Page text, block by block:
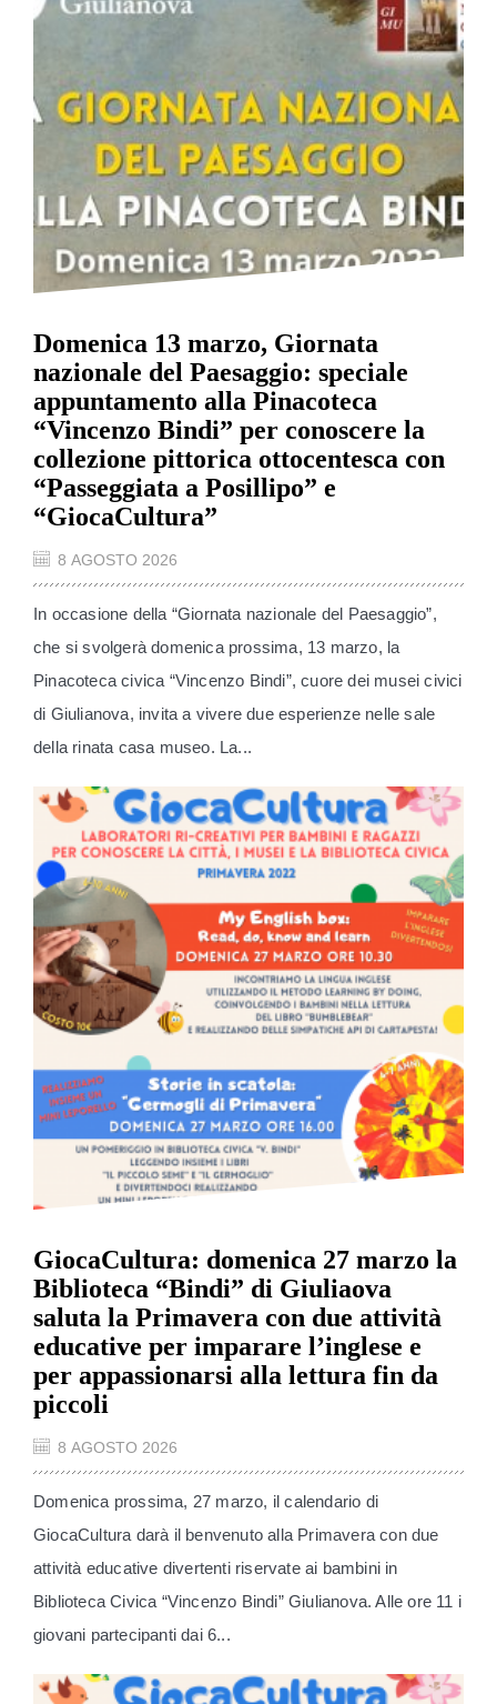
Domenica 13 marzo, Giornata
nazionale del Paesaggio: speciale
appuntamento alla Pinacoteca
“Vincenzo Bindi” per conoscere la
collezione pittorica ottocentesca con
“Passeggiata a Posillipo” e
“GiocaCultura”
8 AGOSTO 2026
In occasione della “Giornata nazionale del Paesaggio”,
che si svolgerà domenica prossima, 13 marzo, la
Pinacoteca civica “Vincenzo Bindi”, cuore dei musei civici
di Giulianova, invita a vivere due esperienze nelle sale
della rinata casa museo. La...
GiocaCultura: domenica 27 marzo la
Biblioteca “Bindi” di Giuliaova
saluta la Primavera con due attività
educative per imparare l’inglese e
per appassionarsi alla lettura fin da
piccoli
8 AGOSTO 2026
Domenica prossima, 27 marzo, il calendario di
GiocaCultura darà il benvenuto alla Primavera con due
attività educative divertenti riservate ai bambini in
Biblioteca Civica “Vincenzo Bindi” Giulianova. Alle ore 11 i
giovani partecipanti dai 6...